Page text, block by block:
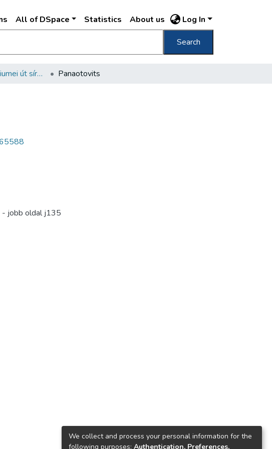
All of DSpace Statistics About us Log In
Search
Budapest VIII Fiumei út sírkert 3. rész Panaotovits
- jobb oldal j135
We collect and process your personal information for the
following purposes: Authentication, Preferences,